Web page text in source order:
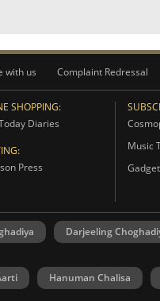
with us Complaint Redressal
SHOPPING:
Diaries
Press
Music
Darjeeling
Hanuman Chalisa